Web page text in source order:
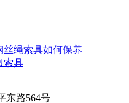
丝绳索具如何保养
索具
东路564号